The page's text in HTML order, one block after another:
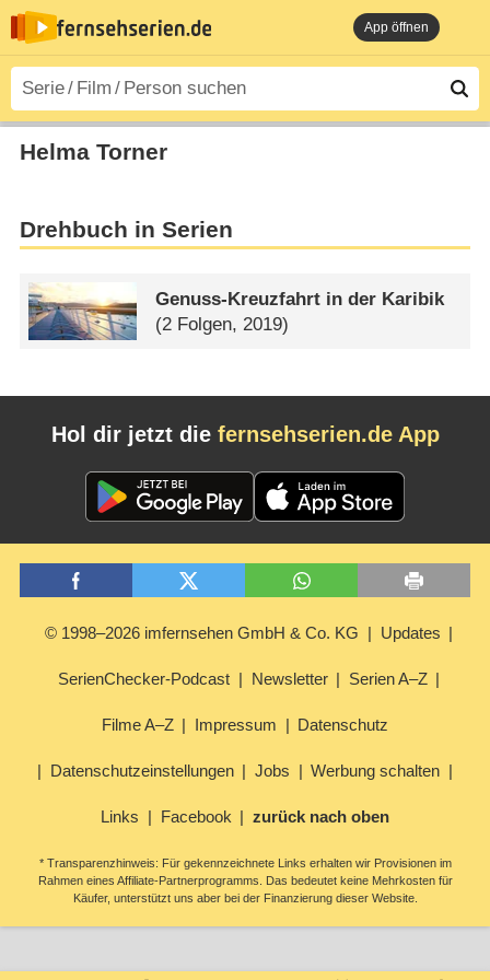
App öffnen
Helma Torner
Drehbuch in Serien
Genuss-Kreuzfahrt in der Karibik
(2 Folgen, 2019)
Hol dir jetzt die fernsehserien.de App
© 1998–2026 imfernsehen GmbH & Co. KG Updates
SerienChecker-Podcast Newsletter Serien A–Z
Filme A–Z Impressum Datenschutz
Datenschutzeinstellungen Jobs Werbung schalten
Links Facebook zurück nach oben
* Transparenzhinweis: Für gekennzeichnete Links erhalten wir Provisionen im
Rahmen eines Affiliate-Partnerprogramms. Das bedeutet keine Mehrkosten für
Käufer, unterstützt uns aber bei der Finanzierung dieser Website.